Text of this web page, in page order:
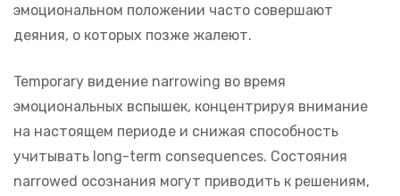
эмоциональном положении часто совершают
деяния, о которых позже жалеют.
Temporary видение narrowing во время
эмоциональных вспышек, концентрируя внимание
на настоящем периоде и снижая способность
учитывать long-term consequences. Состояния
narrowed осознания могут приводить к решениям,